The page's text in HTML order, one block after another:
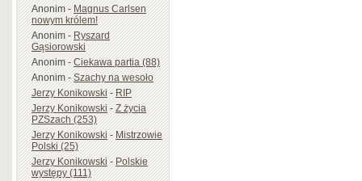
Anonim-Magnus Carlsen
nowym królem!
Anonim-Ryszard
Gąsiorowski
Anonim-Ciekawa partia (88)
Anonim-Szachy na wesoło
Jerzy Konikowski-RIP
Jerzy Konikowski-Z życia
PZSzach (253)
Jerzy Konikowski-Mistrzowie
Polski (25)
Jerzy Konikowski-Polskie
występy (111)